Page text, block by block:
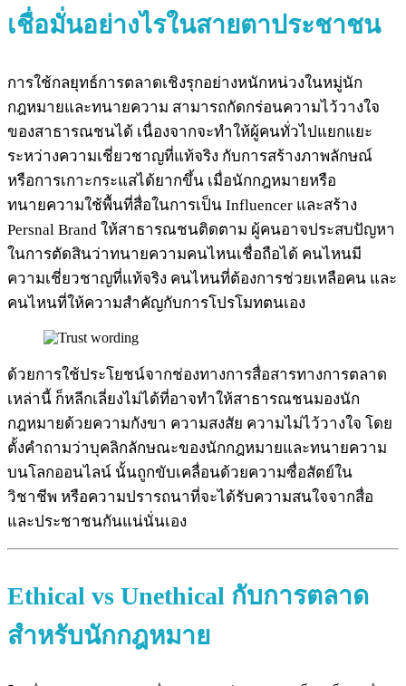
เชื่อมั่นอย่างไรในสายตาประชาชน
การใช้กลยุทธ์การตลาดเชิงรุกอย่างหนักหน่วงในหมู่นัก
กฎหมายและทนายความ สามารถกัดกร่อนความไว้วางใจ
ของสาธารณชนได้ เนื่องจากจะทำให้ผู้คนทั่วไปแยกแยะ
ระหว่างความเชี่ยวชาญที่แท้จริง กับการสร้างภาพลักษณ์
หรือการเกาะกระแสได้ยากขึ้น เมื่อนักกฎหมายหรือ
ทนายความใช้พื้นที่สื่อในการเป็น Influencer และสร้าง
Persnal Brand ให้สาธารณชนติดตาม ผู้คนอาจประสบปัญหา
ในการตัดสินว่าทนายความคนไหนเชื่อถือได้ คนไหนมี
ความเชี่ยวชาญที่แท้จริง คนไหนที่ต้องการช่วยเหลือคน และ
คนไหนที่ให้ความสำคัญกับการโปรโมทตนเอง
ด้วยการใช้ประโยชน์จากช่องทางการสื่อสารทางการตลาด
เหล่านี้ ก็หลีกเลี่ยงไม่ได้ที่อาจทำให้สาธารณชนมองนัก
กฎหมายด้วยความกังขา ความสงสัย ความไม่ไว้วางใจ โดย
ตั้งคำถามว่าบุคลิกลักษณะของนักกฎหมายและทนายความ
บนโลกออนไลน์ นั้นถูกขับเคลื่อนด้วยความซื่อสัตย์ใน
วิชาชีพ หรือความปรารถนาที่จะได้รับความสนใจจากสื่อ
และประชาชนกันแน่นั่นเอง
Ethical vs Unethical กับการตลาด
สำหรับนักกฎหมาย